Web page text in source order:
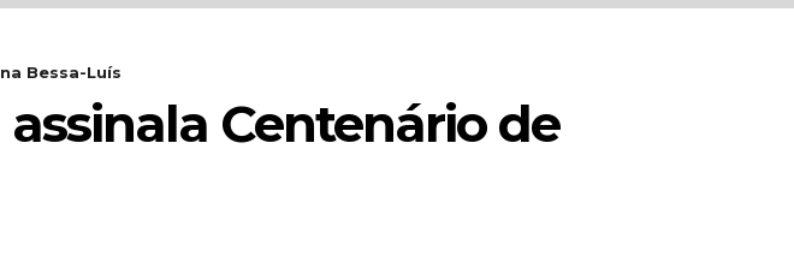
Bessa-Luís
Centenário de